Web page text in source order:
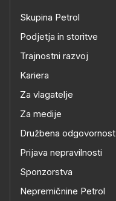
Skupina Petrol
Podjetja in storitve
Trajnostni razvoj
Kariera
Za vlagatelje
Za medije
Družbena odgovornost
Prijava nepravilnosti
Sponzorstva
Nepremičnine Petrol